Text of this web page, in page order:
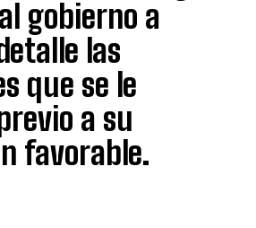
gobierno a
las
que se le
a su
favorable.